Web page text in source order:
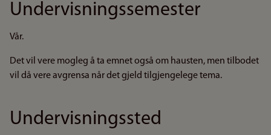
Undervisningssemester
Vår.
Det vil vere mogleg å ta emnet også om hausten, men tilbodet
vil då vere avgrensa når det gjeld tilgjengelege tema.
Undervisningssted